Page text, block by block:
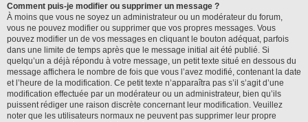
Comment puis-je modifier ou supprimer un message ?
À moins que vous ne soyez un administrateur ou un modérateur du forum,
vous ne pouvez modifier ou supprimer que vos propres messages. Vous
pouvez modifier un de vos messages en cliquant le bouton adéquat, parfois
dans une limite de temps après que le message initial ait été publié. Si
quelqu’un a déjà répondu à votre message, un petit texte situé en dessous du
message affichera le nombre de fois que vous l’avez modifié, contenant la date
et l’heure de la modification. Ce petit texte n’apparaîtra pas s’il s’agit d’une
modification effectuée par un modérateur ou un administrateur, bien qu’ils
puissent rédiger une raison discrète concernant leur modification. Veuillez
noter que les utilisateurs normaux ne peuvent pas supprimer leur propre